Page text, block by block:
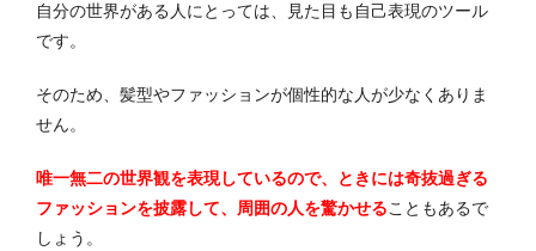
自分の世界がある人にとっては、見た目も自己表現のツール
です。
そのため、髪型やファッションが個性的な人が少なくありま
せん。
唯一無二の世界観を表現しているので、ときには奇抜過ぎる
ファッションを披露して、周囲の人を驚かせることもあるで
しょう。